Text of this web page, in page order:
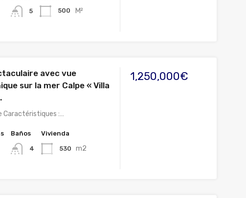
5 500 M²
avec vue
sur la mer Calpe « Villa
Caractéristiques :…
Baños
4
Vivienda
530 m2
1,250,000€